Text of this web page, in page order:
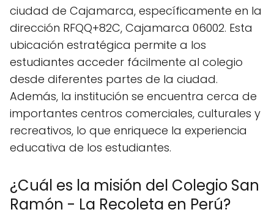
ciudad de Cajamarca, específicamente en la
dirección RFQQ+82C, Cajamarca 06002. Esta
ubicación estratégica permite a los
estudiantes acceder fácilmente al colegio
desde diferentes partes de la ciudad.
Además, la institución se encuentra cerca de
importantes centros comerciales, culturales y
recreativos, lo que enriquece la experiencia
educativa de los estudiantes.
¿Cuál es la misión del Colegio San
Ramón - La Recoleta en Perú?